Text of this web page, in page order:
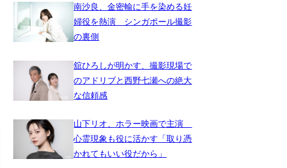
南沙良、金密輸に手を染める妊
婦役を熱演 シンガポール撮影
の裏側
舘ひろしが明かす、撮影現場で
のアドリブと西野七瀬への絶大
な信頼感
山下リオ、ホラー映画で主演
心霊現象も役に活かす「取り憑
かれてもいい役だから」